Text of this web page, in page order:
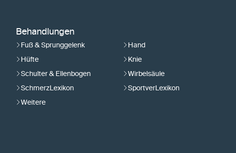
Behandlungen
Fuß & Sprunggelenk Hand
Hüfte Knie
Schulter & Ellenbogen Wirbelsäule
SchmerzLexikon SportverLexikon
Weitere